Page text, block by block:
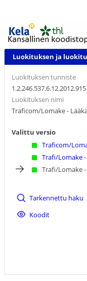
Luokituksen ja
Luokituksen tunniste
1.2.246.537.6.12.2012.915
Luokituksen nimi
Traficom/Lomake -
Valittu versio
Traficom/
Trafi/Lomake
Trafi/Lomake
Tarkennettu haku
Koodit